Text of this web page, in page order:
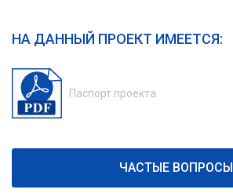
НА ДАННЫЙ ПРОЕКТ ИМЕЕТСЯ:
Паспорт проекта
ЧАСТЫЕ ВОПРОСЫ